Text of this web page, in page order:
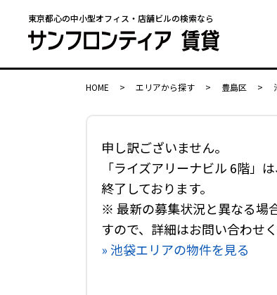
東京都心の中小型オフィス・店舗ビルの検索なら
HOME > エリアから探す > 豊島区 >
申し訳ございません。
「ライズアリーナビル 6階」
終了しております。
※ 最新の募集状況と異なる場
すので、詳細はお問い合わせく
» 池袋エリアの物件を見る